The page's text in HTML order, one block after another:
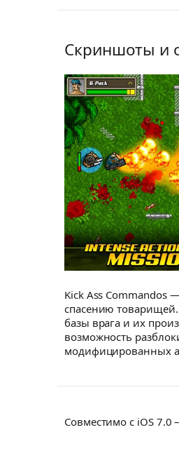
Скриншоты и
Kick Ass Commandos
спасению
базы врага и их
возможность
модифицированных
Совместимо с iOS 7.0